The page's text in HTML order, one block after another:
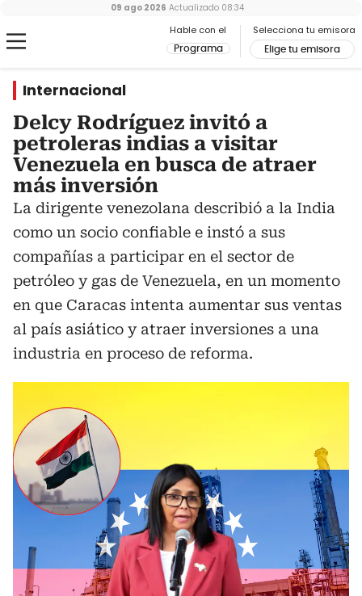
Hable con el
Programa
Selecciona tu emisora
Elige tu emisora
09 ago 2026 Actualizado 08:34
Internacional
Delcy Rodríguez invitó a
petroleras indias a visitar
Venezuela en busca de atraer
más inversión
La dirigente venezolana describió a la India
como un socio confiable e instó a sus
compañías a participar en el sector de
petróleo y gas de Venezuela, en un momento
en que Caracas intenta aumentar sus ventas
al país asiático y atraer inversiones a una
industria en proceso de reforma.